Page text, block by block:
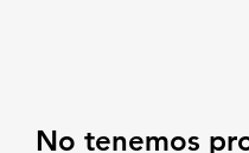
No tenemos